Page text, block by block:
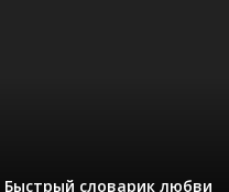
Быстрый словарик любви